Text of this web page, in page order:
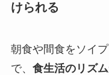
けられる
朝食や間食をソイ
で、 食生活のリズ